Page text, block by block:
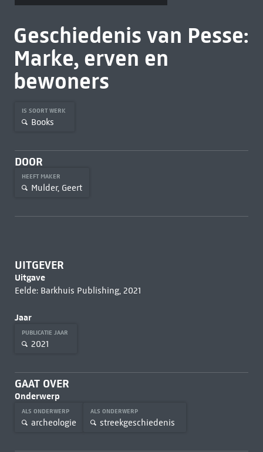
Geschiedenis van Pesse:
Marke, erven en
bewoners
IS SOORT WERK
Books
DOOR
HEEFT MAKER
Mulder, Geert
UITGEVER
Uitgave
Eelde: Barkhuis Publishing, 2021
Jaar
PUBLICATIE JAAR
2021
GAAT OVER
Onderwerp
ALS ONDERWERP
archeologie
ALS ONDERWERP
streekgeschiedenis